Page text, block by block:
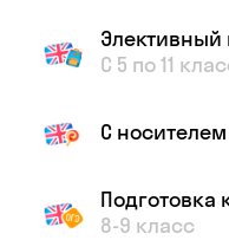
Элективный
С 5 по 11
С носителем
Подготовка
8-9 класс